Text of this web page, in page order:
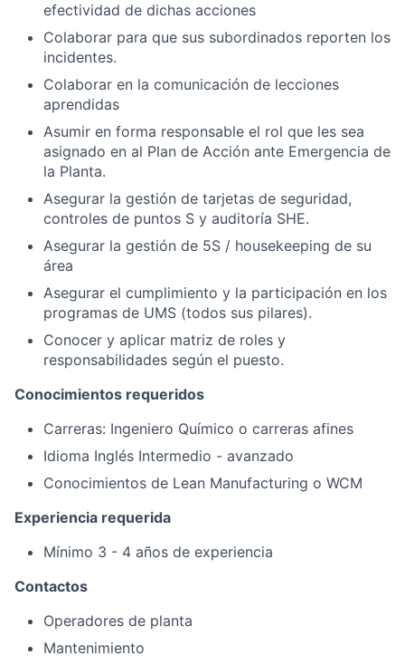
efectividad de dichas acciones
Colaborar para que sus subordinados reporten los
incidentes.
Colaborar en la comunicación de lecciones
aprendidas
Asumir en forma responsable el rol que les sea
asignado en al Plan de Acción ante Emergencia de
la Planta.
Asegurar la gestión de tarjetas de seguridad,
controles de puntos S y auditoría SHE.
Asegurar la gestión de 5S / housekeeping de su
área
Asegurar el cumplimiento y la participación en los
programas de UMS (todos sus pilares).
Conocer y aplicar matriz de roles y
responsabilidades según el puesto.
Conocimientos requeridos
Carreras: Ingeniero Químico o carreras afines
Idioma Inglés Intermedio - avanzado
Conocimientos de Lean Manufacturing o WCM
Experiencia requerida
Mínimo 3 - 4 años de experiencia
Contactos
Operadores de planta
Mantenimiento